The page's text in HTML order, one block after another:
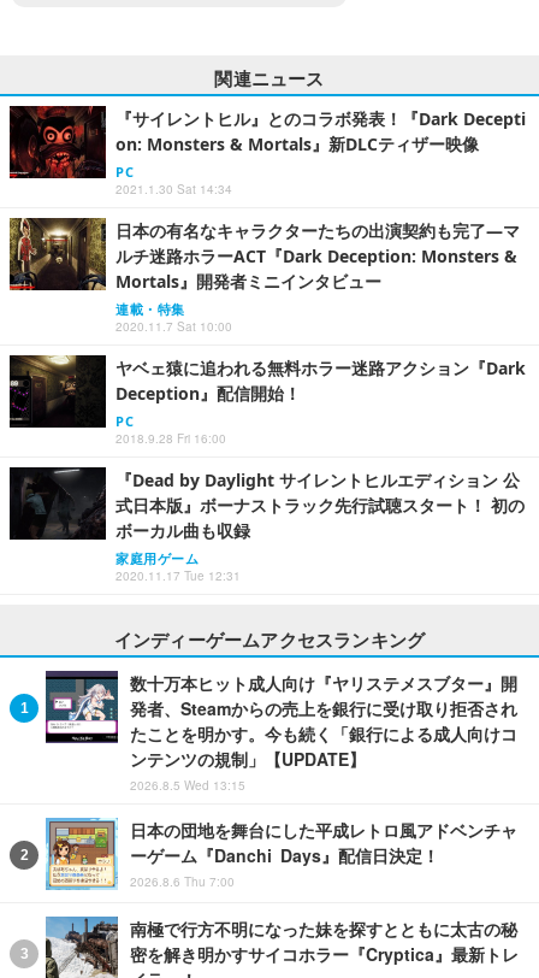
関連ニュース
『サイレントヒル』とのコラボ発表！『Dark Decepti
on: Monsters & Mortals』新DLCティザー映像
PC
2021.1.30 Sat 14:34
日本の有名なキャラクターたちの出演契約も完了―マ
ルチ迷路ホラーACT『Dark Deception: Monsters &
Mortals』開発者ミニインタビュー
連載・特集
2020.11.7 Sat 10:00
ヤベェ猿に追われる無料ホラー迷路アクション『Dark
Deception』配信開始！
PC
2018.9.28 Fri 16:00
『Dead by Daylight サイレントヒルエディション 公
式日本版』ボーナストラック先行試聴スタート！ 初の
ボーカル曲も収録
家庭用ゲーム
2020.11.17 Tue 12:31
インディーゲームアクセスランキング
数十万本ヒット成人向け『ヤリステメスブター』開
発者、Steamからの売上を銀行に受け取り拒否され
たことを明かす。今も続く「銀行による成人向けコ
ンテンツの規制」【UPDATE】
2026.8.5 Wed 13:15
日本の団地を舞台にした平成レトロ風アドベンチャ
ーゲーム『Danchi Days』配信日決定！
2026.8.6 Thu 7:00
南極で行方不明になった妹を探すとともに太古の秘
密を解き明かすサイコホラー『Cryptica』最新トレ